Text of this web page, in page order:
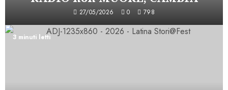
27/05/2026 0 798
3 minuti letti